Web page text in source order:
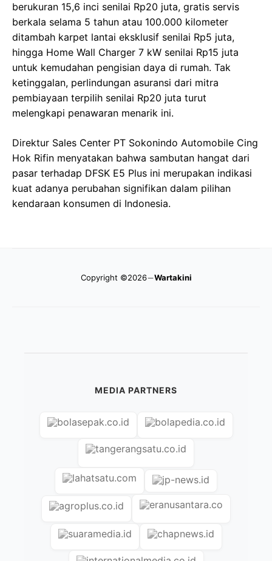
berukuran 15,6 inci senilai Rp20 juta, gratis servis
berkala selama 5 tahun atau 100.000 kilometer
ditambah karpet lantai eksklusif senilai Rp5 juta,
hingga Home Wall Charger 7 kW senilai Rp15 juta
untuk kemudahan pengisian daya di rumah. Tak
ketinggalan, perlindungan asuransi dari mitra
pembiayaan terpilih senilai Rp20 juta turut
melengkapi penawaran menarik ini.
Direktur Sales Center PT Sokonindo Automobile Cing
Hok Rifin menyatakan bahwa sambutan hangat dari
pasar terhadap DFSK E5 Plus ini merupakan indikasi
kuat adanya perubahan signifikan dalam pilihan
kendaraan konsumen di Indonesia.
Copyright ©2026 Wartakini
MEDIA PARTNERS